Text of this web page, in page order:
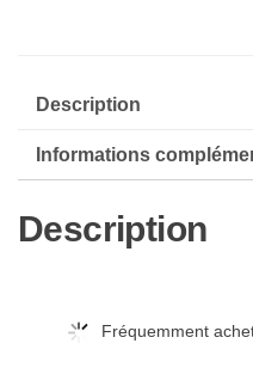
Description
Informations
Description
Fréquemment